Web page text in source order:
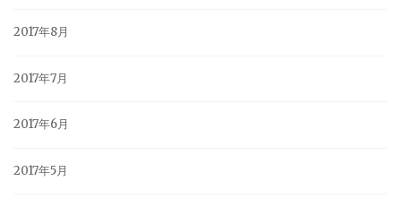
2017年8月
2017年7月
2017年6月
2017年5月